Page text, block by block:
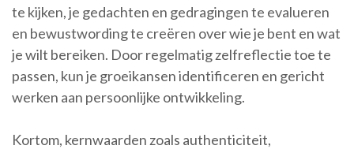
te kijken, je gedachten en gedragingen te evalueren
en bewustwording te creëren over wie je bent en wat
je wilt bereiken. Door regelmatig zelfreflectie toe te
passen, kun je groeikansen identificeren en gericht
werken aan persoonlijke ontwikkeling.
Kortom, kernwaarden zoals authenticiteit,